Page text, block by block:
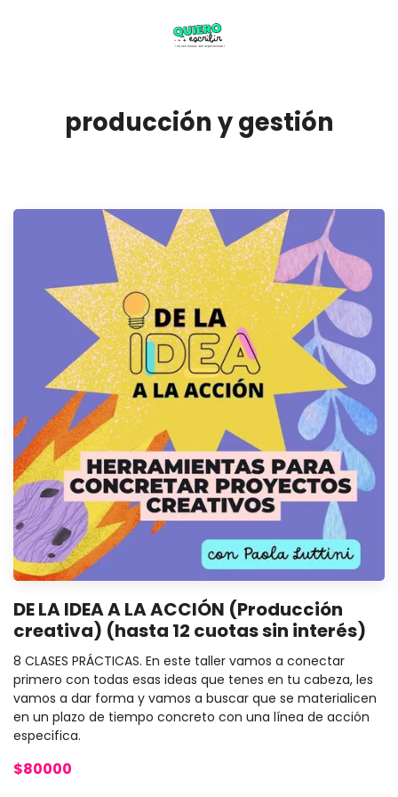
producción y gestión
DE LA IDEA A LA ACCIÓN (Producción
creativa) (hasta 12 cuotas sin interés)
8 CLASES PRÁCTICAS. En este taller vamos a conectar
primero con todas esas ideas que tenes en tu cabeza, les
vamos a dar forma y vamos a buscar que se materialicen
en un plazo de tiempo concreto con una línea de acción
especifica.
$80000